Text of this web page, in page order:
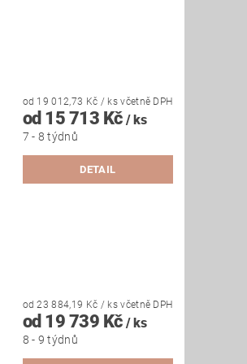
od 19 012,73 Kč / ksvčetně DPH
od 15 713 Kč/ ks
7 - 8 týdnů
DETAIL
od 23 884,19 Kč / ksvčetně DPH
od 19 739 Kč/ ks
8 - 9 týdnů